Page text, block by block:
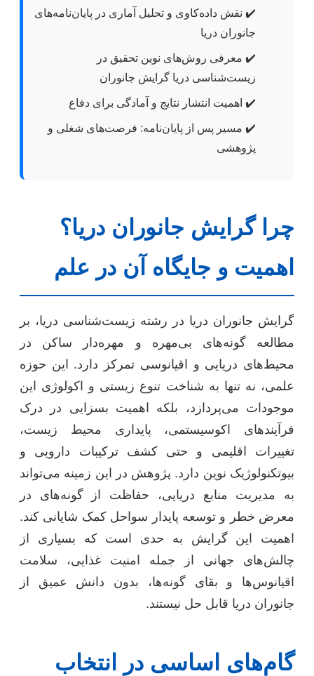
✔️ نقش داده‌کاوی و تحلیل آماری در پایان‌نامه‌های
جانوران دریا
✔️ معرفی روش‌های نوین تحقیق در
زیست‌شناسی دریا گرایش جانوران
✔️ اهمیت انتشار نتایج و آمادگی برای دفاع
✔️ مسیر پس از پایان‌نامه: فرصت‌های شغلی و
پژوهشی
چرا گرایش جانوران دریا؟
اهمیت و جایگاه آن در علم
گرایش جانوران دریا در رشته زیست‌شناسی دریا، بر
مطالعه گونه‌های بی‌مهره و مهره‌دار ساکن در
محیط‌های دریایی و اقیانوسی تمرکز دارد. این حوزه
علمی، نه تنها به شناخت تنوع زیستی و اکولوژی این
موجودات می‌پردازد، بلکه اهمیت بسزایی در درک
فرآیندهای اکوسیستمی، پایداری محیط زیست،
تغییرات اقلیمی و حتی کشف ترکیبات دارویی و
بیوتکنولوژیک نوین دارد. پژوهش در این زمینه می‌تواند
به مدیریت منابع دریایی، حفاظت از گونه‌های در
معرض خطر و توسعه پایدار سواحل کمک شایانی کند.
اهمیت این گرایش به حدی است که بسیاری از
چالش‌های جهانی از جمله امنیت غذایی، سلامت
اقیانوس‌ها و بقای گونه‌ها، بدون دانش عمیق از
جانوران دریا قابل حل نیستند.
گام‌های اساسی در انتخاب